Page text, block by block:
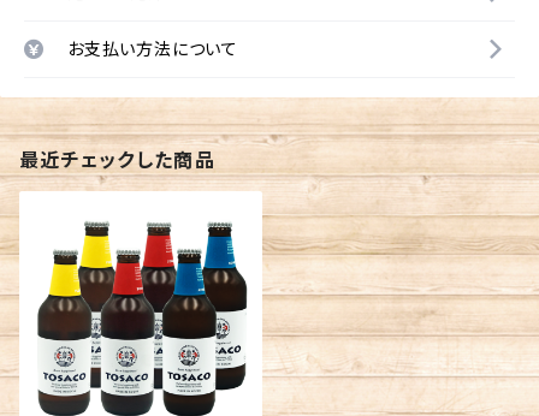
お支払い方法について
最近チェックした商品